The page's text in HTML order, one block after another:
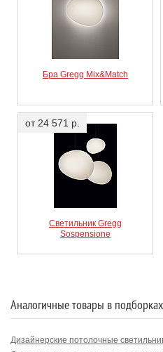
Бра Gregg Mix&Match
от 24 571 р.
Светильник Gregg
Sospensione
Аналогичные товары в подборках
Дизайнерские потолочные